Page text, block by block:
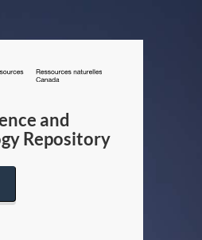
/
Canada
and
Repository